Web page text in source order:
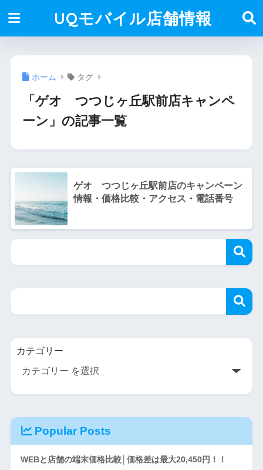
UQモバイル店舗情報
ホーム タグ
「ゲオ つつじヶ丘駅前店キャンペ
ーン」の記事一覧
ゲオ つつじヶ丘駅前店のキャンペーン
情報・価格比較・アクセス・電話番号
カテゴリー
Popular Posts
WEBと店舗の端末価格比較│価格差は最大20,450円！！